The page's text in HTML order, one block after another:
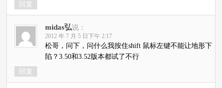
回复
midas弘说：
2012 年 7 月 5 日下午 2:17
松哥，问下，问什么我按住shift 鼠标左键不能让地形下
陷？3.50和3.52版本都试了不行
回复